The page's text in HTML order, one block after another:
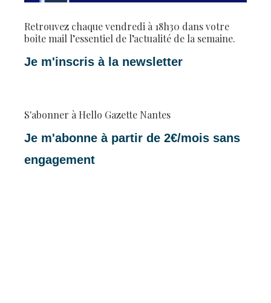
Retrouvez chaque vendredi à 18h30 dans votre
boite mail l’essentiel de l’actualité de la semaine.
Je m'inscris à la newsletter
S'abonner à Hello Gazette Nantes
Je m'abonne à partir de 2€/mois sans
engagement